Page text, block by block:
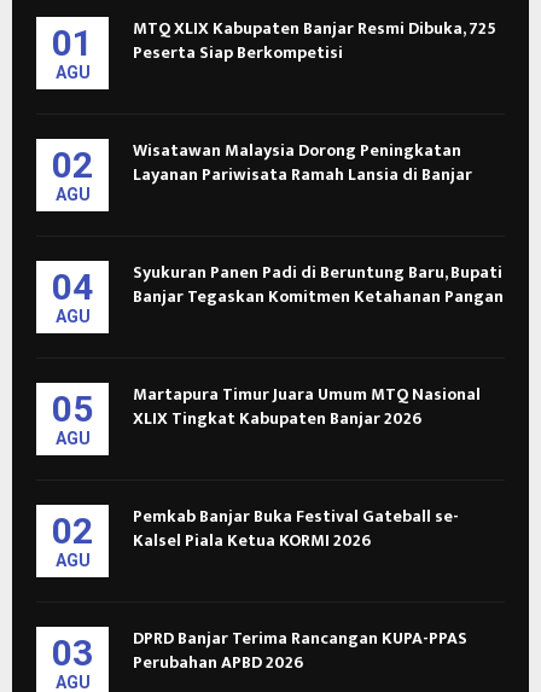
01
AGU
MTQ XLIX Kabupaten Banjar Resmi Dibuka, 725
Peserta Siap Berkompetisi
02
AGU
Wisatawan Malaysia Dorong Peningkatan
Layanan Pariwisata Ramah Lansia di Banjar
04
AGU
Syukuran Panen Padi di Beruntung Baru, Bupati
Banjar Tegaskan Komitmen Ketahanan Pangan
05
AGU
Martapura Timur Juara Umum MTQ Nasional
XLIX Tingkat Kabupaten Banjar 2026
02
AGU
Pemkab Banjar Buka Festival Gateball se-
Kalsel Piala Ketua KORMI 2026
03
AGU
DPRD Banjar Terima Rancangan KUPA-PPAS
Perubahan APBD 2026